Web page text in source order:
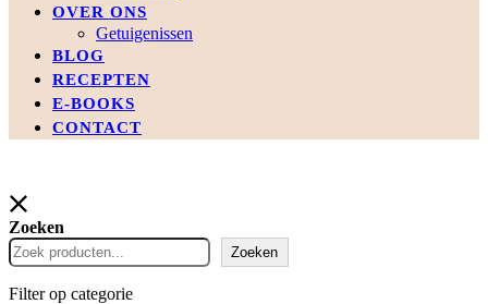
OVER ONS
Getuigenissen
BLOG
RECEPTEN
E-BOOKS
CONTACT
Zoeken
Zoeken
Filter op categorie